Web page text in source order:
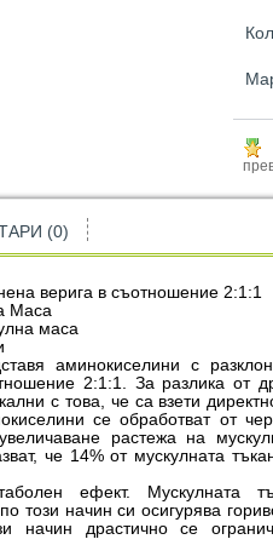
(0)
верига в съотношение 2:1:1
Маса
маса
аминокиселини с
2:1:1. За разлика от
с това, че са взети
се обработват от
растежа на
че 14% от мускулната
ефект. Мускулната
този начин си осигурява
начин драстично се